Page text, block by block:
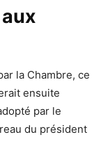
la Chambre, ce
ensuite
par le
du président